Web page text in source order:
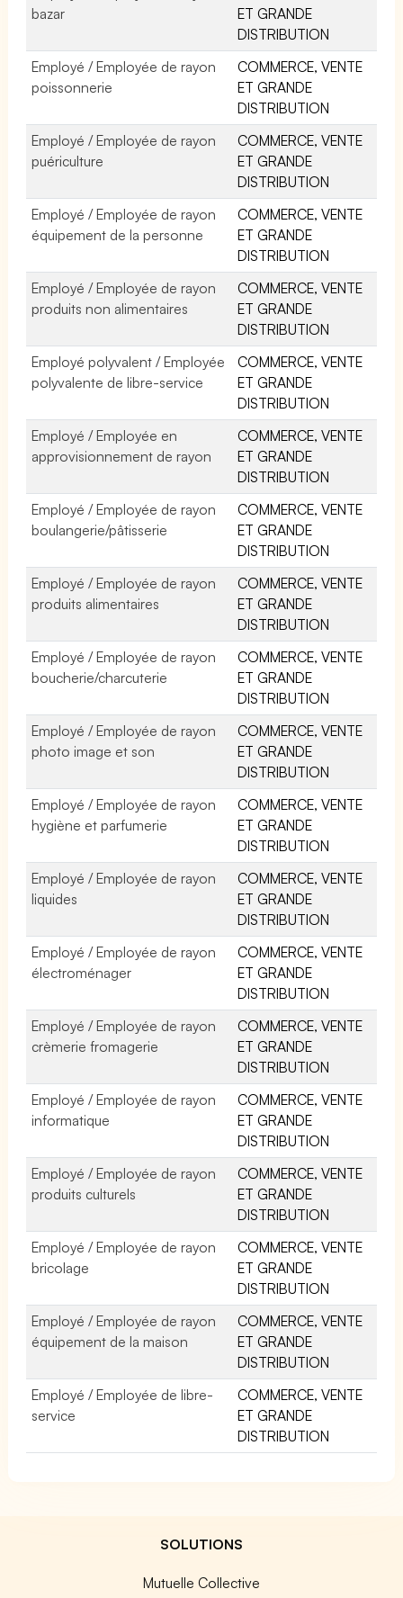
bazar
ET GRANDE
DISTRIBUTION
Employé / Employée de rayon
poissonnerie
COMMERCE, VENTE
ET GRANDE
DISTRIBUTION
Employé / Employée de rayon
puériculture
COMMERCE, VENTE
ET GRANDE
DISTRIBUTION
Employé / Employée de rayon
équipement de la personne
COMMERCE, VENTE
ET GRANDE
DISTRIBUTION
Employé / Employée de rayon
produits non alimentaires
COMMERCE, VENTE
ET GRANDE
DISTRIBUTION
Employé polyvalent / Employée
polyvalente de libre-service
COMMERCE, VENTE
ET GRANDE
DISTRIBUTION
Employé / Employée en
approvisionnement de rayon
COMMERCE, VENTE
ET GRANDE
DISTRIBUTION
Employé / Employée de rayon
boulangerie/pâtisserie
COMMERCE, VENTE
ET GRANDE
DISTRIBUTION
Employé / Employée de rayon
produits alimentaires
COMMERCE, VENTE
ET GRANDE
DISTRIBUTION
Employé / Employée de rayon
boucherie/charcuterie
COMMERCE, VENTE
ET GRANDE
DISTRIBUTION
Employé / Employée de rayon
photo image et son
COMMERCE, VENTE
ET GRANDE
DISTRIBUTION
Employé / Employée de rayon
hygiène et parfumerie
COMMERCE, VENTE
ET GRANDE
DISTRIBUTION
Employé / Employée de rayon
liquides
COMMERCE, VENTE
ET GRANDE
DISTRIBUTION
Employé / Employée de rayon
électroménager
COMMERCE, VENTE
ET GRANDE
DISTRIBUTION
Employé / Employée de rayon
crèmerie fromagerie
COMMERCE, VENTE
ET GRANDE
DISTRIBUTION
Employé / Employée de rayon
informatique
COMMERCE, VENTE
ET GRANDE
DISTRIBUTION
Employé / Employée de rayon
produits culturels
COMMERCE, VENTE
ET GRANDE
DISTRIBUTION
Employé / Employée de rayon
bricolage
COMMERCE, VENTE
ET GRANDE
DISTRIBUTION
Employé / Employée de rayon
équipement de la maison
COMMERCE, VENTE
ET GRANDE
DISTRIBUTION
Employé / Employée de libre-
service
COMMERCE, VENTE
ET GRANDE
DISTRIBUTION
SOLUTIONS
Mutuelle Collective